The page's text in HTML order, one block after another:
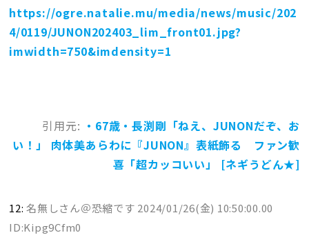
https://ogre.natalie.mu/media/news/music/202
4/0119/JUNON202403_lim_front01.jpg?
imwidth=750&imdensity=1
引用元: ・67歳・長渕剛「ねえ、JUNONだぞ、お
い！」 肉体美あらわに『JUNON』表紙飾る ファン歓
喜「超カッコいい」 [ネギうどん★]
12: 名無しさん＠恐縮です 2024/01/26(金) 10:50:00.00
ID:Kipg9Cfm0